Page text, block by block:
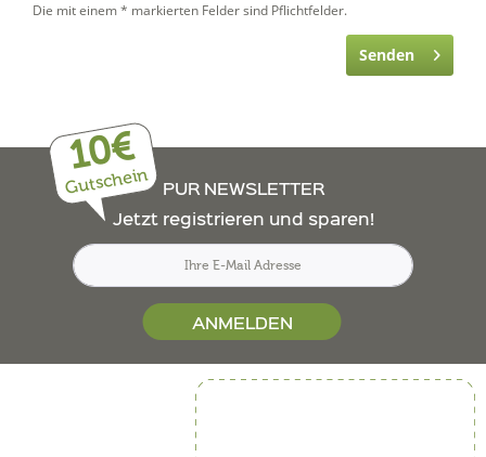
Die mit einem * markierten Felder sind Pflichtfelder.
Senden
10€
Gutschein
PUR NEWSLETTER
Jetzt registrieren und sparen!
ANMELDEN